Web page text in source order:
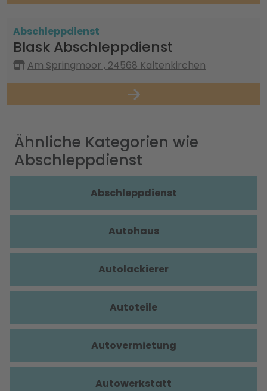
Abschleppdienst
Blask Abschleppdienst
Am Springmoor , 24568 Kaltenkirchen
Ähnliche Kategorien wie
Abschleppdienst
Abschleppdienst
Autohaus
Autolackierer
Autoteile
Autovermietung
Autowerkstatt